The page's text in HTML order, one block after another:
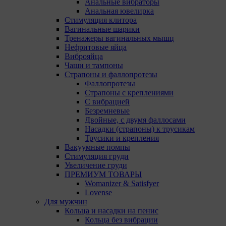
Анальные вибраторы
Анальная ювелирка
Стимуляция клитора
Вагинальные шарики
Тренажеры вагинальных мышц
Нефритовые яйца
Виброяйца
Чаши и тампоны
Страпоны и фаллопротезы
Фаллопротезы
Страпоны с креплениями
С вибрацией
Безремневые
Двойные, с двумя фаллосами
Насадки (страпоны) к трусикам
Трусики и крепления
Вакуумные помпы
Стимуляция груди
Увеличение груди
ПРЕМИУМ ТОВАРЫ
Womanizer & Satisfyer
Lovense
Для мужчин
Кольца и насадки на пенис
Кольца без вибрации
определяющие имя пользователя. Данные файлы
cookie используются для обеспечения работы
некоторых дополнительных функций сайтов,
например, для хранения предпочтений
пользователя, в том числе имени пользователя
или выбора языка, и для предотвращения
повторных прохождений опросов
пользователями. Подобные функции улучшают
условия работы пользователей с сайтом.
9.3. Файлы cookie предпочтений, например, для
настройки контента. Данные файлы cookie
собирают информацию о выборе пользователя на
сайте и его предпочтениях и позволяют Обществу
«запомнить» информацию о выбранном
пользователем городе и других местных
настройках для того, чтобы соответствующим
образом настраивать сайт.
9.4. Аналитические файлы cookie, например
Яндекс.Метрика, Google Analytics. Данные файлы
cookie собирают информацию о том, как
пользователь использовал сайты, и позволяют
Обществу вносить в них улучшения.